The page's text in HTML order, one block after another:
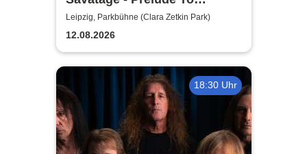
Madness - Summer Tour 2026
Leipzig, Parkbühne (Clara Zetkin Park)
12.08.2026
18:30 Uhr